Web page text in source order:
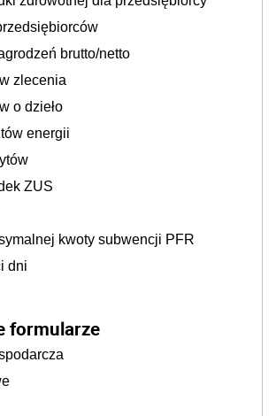
brutto/netto
zlecenia
o dzieło
energii
ZUS
kwoty subwencji PFR
dni
formularze